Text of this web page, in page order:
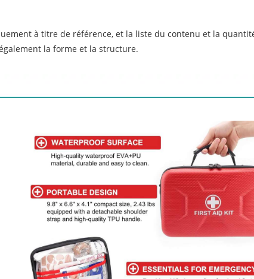
à titre de référence, et la liste du contenu et la
la forme et la structure.